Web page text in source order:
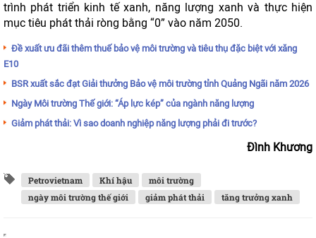
trình phát triển kinh tế xanh, năng lượng xanh và thực hiện
mục tiêu phát thải ròng bằng “0” vào năm 2050.
Đề xuất ưu đãi thêm thuế bảo vệ môi trường và tiêu thụ đặc biệt với xăng
E10
BSR xuất sắc đạt Giải thưởng Bảo vệ môi trường tỉnh Quảng Ngãi năm 2026
Ngày Môi trường Thế giới: “Áp lực kép” của ngành năng lượng
Giảm phát thải: Vì sao doanh nghiệp năng lượng phải đi trước?
Đình Khương
Petrovietnam Khí hậu
môi trường
ngày môi trường thế giới
giảm phát thải tăng trưởng xanh